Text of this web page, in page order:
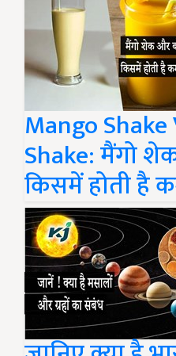
Mango Shake
Shake: मैंगो
किसमें होती है